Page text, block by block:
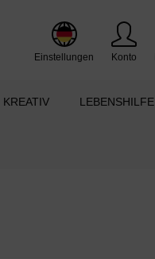
Einstellungen Konto
KREATIV LEBENSHILFE